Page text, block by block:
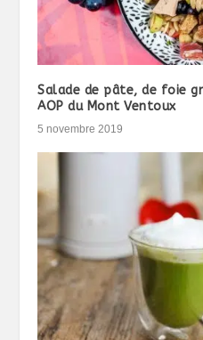
Salade de pâte, de foie
AOP du Mont Ventoux
5 novembre 2019